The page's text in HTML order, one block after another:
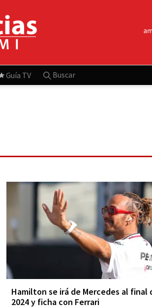
Guía TV Buscar
Hamilton se irá de Mercedes al final
2024 y ficha con Ferrari